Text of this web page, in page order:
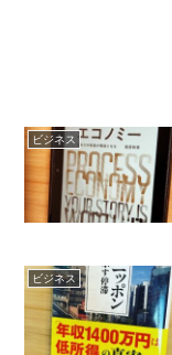
ビジネス
ビジネス